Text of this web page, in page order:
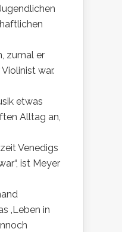
zumal er
war.
etwas
Alltag an,
Venedigs
ist Meyer
‚Leben in